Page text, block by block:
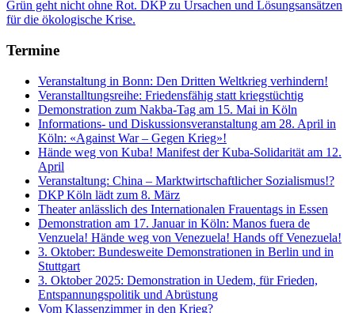
Termine
Veranstaltung in Bonn: Den Dritten Weltkrieg verhindern!
Veranstalltungsreihe: Friedensfähig statt kriegstüchtig
Demonstration zum Nakba-Tag am 15. Mai in Köln
Informations- und Diskussionsveranstaltung am 28. April in
Köln: «Against War – Gegen Krieg»!
Hände weg von Kuba! Manifest der Kuba-Solidarität am 12.
April
Veranstaltung: China – Marktwirtschaftlicher Sozialismus!?
DKP Köln lädt zum 8. März
Theater anlässlich des Internationalen Frauentags in Essen
Demonstration am 17. Januar in Köln: Manos fuera de
Venzuela! Hände weg von Venezuela! Hands off Venezuela!
3. Oktober: Bundesweite Demonstrationen in Berlin und in
Stuttgart
3. Oktober 2025: Demonstration in Uedem, für Frieden,
Entspannungspolitik und Abrüstung
Vom Klassenzimmer in den Krieg?